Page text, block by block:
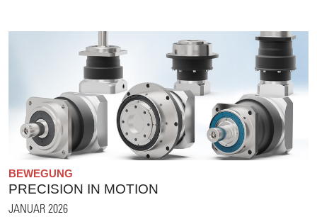
BEWEGUNG
PRECISION IN MOTION
JANUAR 2026